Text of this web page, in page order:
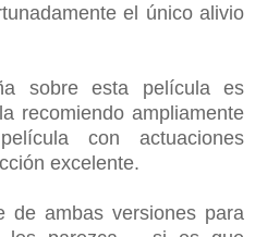
el único alivio
sobre esta película es
recomiendo ampliamente
con actuaciones
excelente.
ambas versiones para